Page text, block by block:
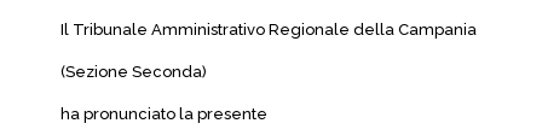
Il Tribunale Amministrativo Regionale della Campania
(Sezione Seconda)
ha pronunciato la presente